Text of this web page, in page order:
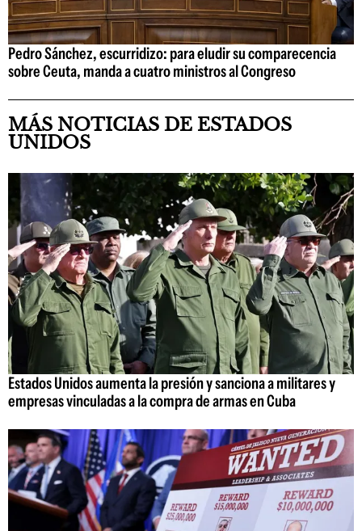
Pedro Sánchez, escurridizo: para eludir su comparecencia
sobre Ceuta, manda a cuatro ministros al Congreso
MÁS NOTICIAS DE ESTADOS
UNIDOS
Estados Unidos aumenta la presión y sanciona a militares y
empresas vinculadas a la compra de armas en Cuba